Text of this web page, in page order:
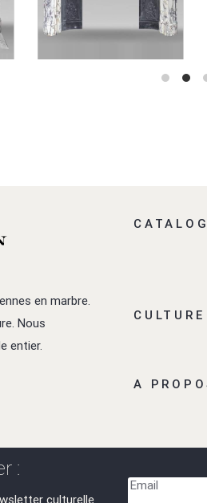
en marbre.
Nous
entier.
CULTURE
A
:
culturelle
Email